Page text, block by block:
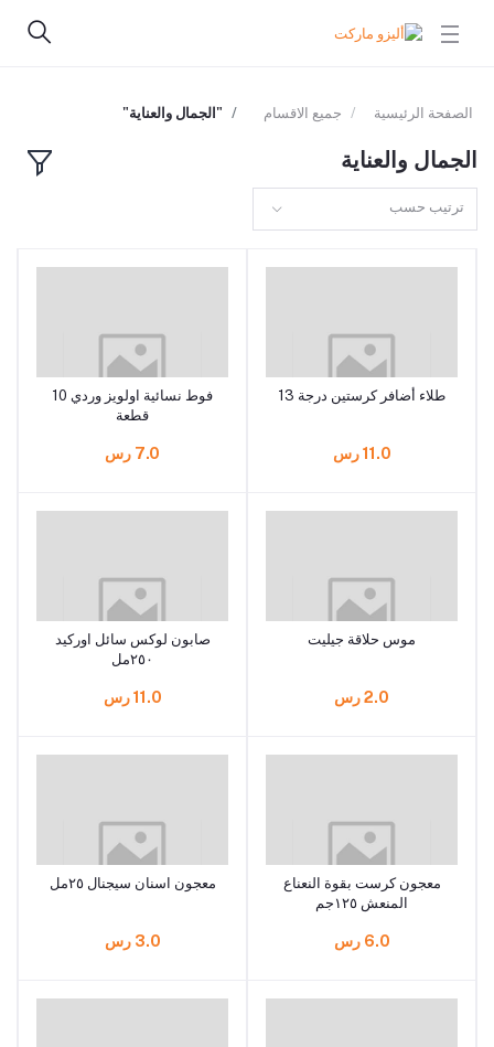
الصفحة الرئيسية جميع الاقسام "الجمال والعناية"
الجمال والعناية
ترتيب حسب
طلاء أضافر كرستين درجة 13
11.0 رس
فوط نسائية اولويز وردي 10
قطعة
7.0 رس
موس حلاقة جيليت
2.0 رس
صابون لوكس سائل اوركيد
٢٥٠مل
11.0 رس
معجون كرست بقوة النعناع
المنعش ١٢٥جم
6.0 رس
معجون اسنان سيجنال ٢٥مل
3.0 رس